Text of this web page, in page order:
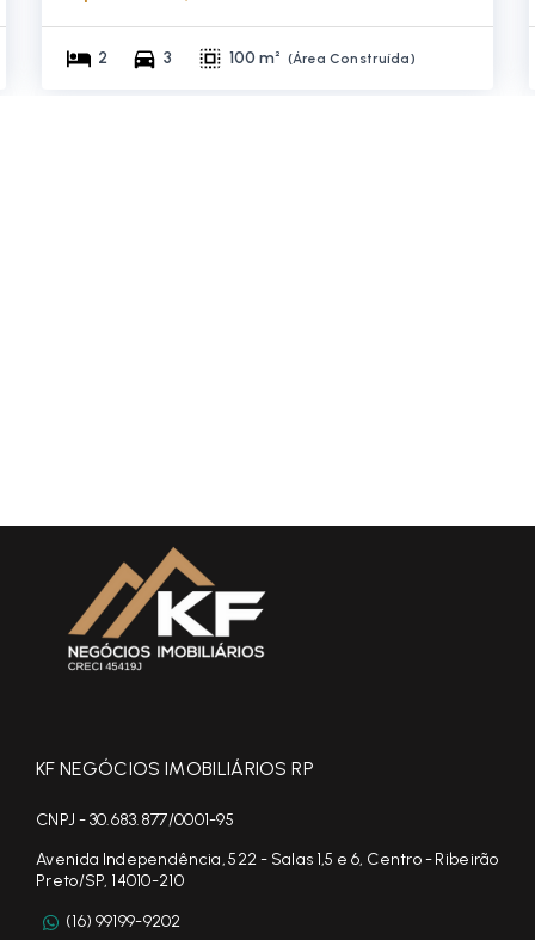
2 3 100 m² (Área Construída)
KF NEGÓCIOS IMOBILIÁRIOS RP
CNPJ - 30.683.877/0001-95
Avenida Independência, 522 - Salas 1,5 e 6, Centro - Ribeirão
Preto/SP, 14010-210
(16) 99199-9202